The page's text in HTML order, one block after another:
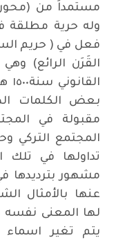
مستمداً من (محور
وله حرية مطلقة
فعل في ( حريم
القَرَن الرائع)
بعض الكلمات
مقبولة في
المجتمع التركي
تداولها في تلك
مشهور بترديدها
عنها بالأمثال
لها المعنى نفسه
يتم تغير